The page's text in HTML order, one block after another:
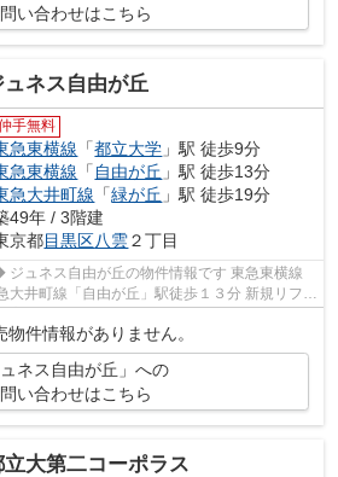
い合わせはこちら
ュネス自由が丘
手無料
急東横線 「都立大学 」駅 徒歩9分
急東横線 「 自由が丘 」駅 徒歩13分
急大井町線 「緑が丘 」駅 徒歩19分
49年 / 3階建
京都目黒区八雲２丁目
町線「自由が丘」駅徒歩１３分 新規リフォ
物件情報がありません。
ュネス自由が丘」への
い合わせはこちら
立大第二コーポラス